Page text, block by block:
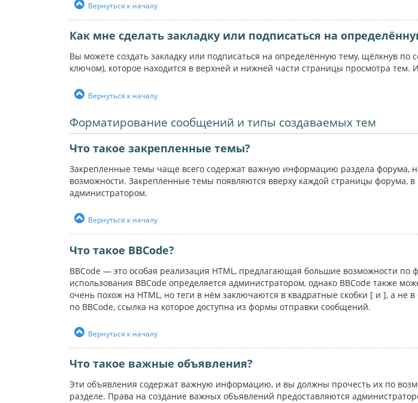
Вернуться к началу
Как мне сделать закладку или подписаться на
Вы можете создать закладку или подписаться на определённую тему, щёлкнув
ключом), которое находится в верхней и нижней части страницы просмотра тем.
Вернуться к началу
Форматирование сообщений и типы создаваемых тем
Что такое закрепленные темы?
Закрепленные темы чаще всего содержат важную информацию раздела форума,
возможности. Закрепленные темы появляются вверху каждой страницы форума,
администратором.
Вернуться к началу
Что такое BBCode?
BBCode — это особая реализация HTML, предлагающая большие возможности
использования BBCode определяется администратором, однако BBCode также
очень похож на HTML, но теги в нём заключаются в квадратные скобки [ и ], а не
по BBCode, ссылка на которое доступна из формы отправки сообщений.
Вернуться к началу
Что такое важные объявления?
Эти объявления содержат важную информацию, и вы должны прочесть их по
разделе. Права на создание важных объявлений предоставляются